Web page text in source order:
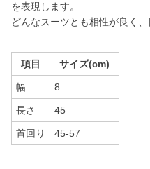
を表現します。
どんなスーツとも相性が良く
項目 サイズ(cm)
幅 8
長さ 45
首回り 45-57